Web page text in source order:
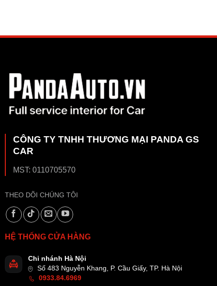
CÔNG TY TNHH THƯƠNG MẠI PANDA GS
CAR
MST: 0110705570
THEO DÕI CHÚNG TÔI
HỆ THỐNG CỬA HÀNG
Chi nhánh Hà Nội
Số 483 Nguyễn Khang, P. Cầu Giấy, TP. Hà Nội
0933.84.6969